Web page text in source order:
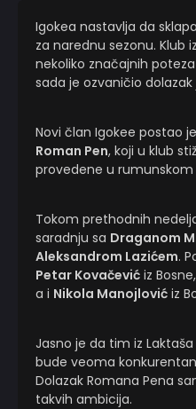
Igokea nastavlja da
za narednu sezonu. Klub
nekoliko značajnih
sada je ozvaničio
Novi član Igokee postao
Roman Pen, koji u klub
provedene u rumunskom
Tokom prethodnih
saradnju sa Draganom
Aleksandrom Lazićem.
Petar Kovačević iz Bosne,
a i Nikola Manojlović iz
Jasno je da tim iz
bude veoma
Dolazak Romana Pena
takvih ambicija.